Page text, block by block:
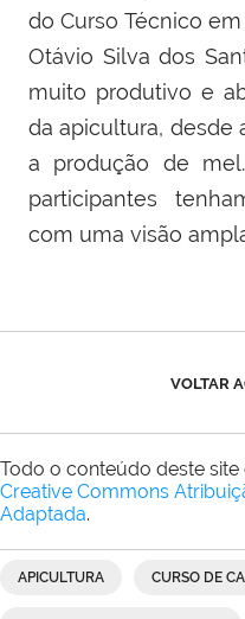
do Curso Técnico
Otávio Silva dos
muito produtivo e
da apicultura, desde
a produção de
participantes
com uma visão
VOLTAR
Todo o conteúdo deste
Creative Commons
Adaptada.
APICULTURA CURSO DE